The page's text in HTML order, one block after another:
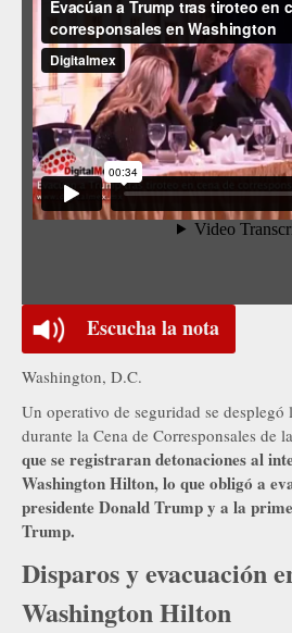
Escucha la nota
Washington, D.C.
Un operativo de seguridad se desplegó
durante la Cena de Corresponsales de
que se registraran detonaciones al
Washington Hilton, lo que obligó a
presidente Donald Trump y a la
Trump.
Disparos y evacuación
Washington Hilton